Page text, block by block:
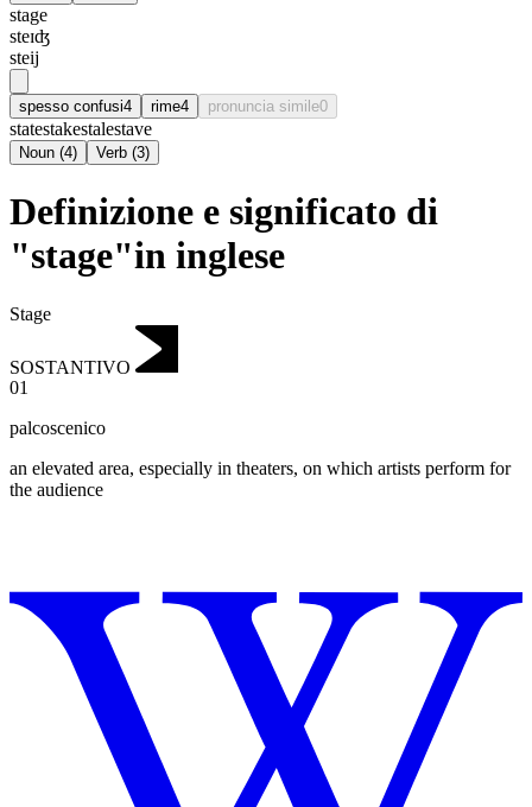
stage
steɪʤ
steij
spesso confusi4 rime4 pronuncia simile0
statestakestalestave
Noun (4) Verb (3)
Definizione e significato di
"stage"in inglese
Stage
SOSTANTIVO
01
palcoscenico
an elevated area, especially in theaters, on which artists perform for
the audience